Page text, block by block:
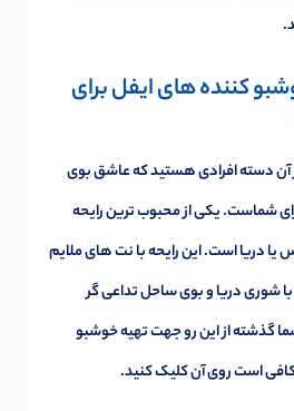
کننده های ایفل برای
آن دسته افرادی هستید که عاشق بوی
شماست. یکی از محبوب ترین رایحه
یا دریا است. این رایحه با نت های ملایم
شوری دریا و بوی ساحل تداعی گر
گذشته از این رو جهت تهیهخوشبو
است روی آن کلیک کنید.